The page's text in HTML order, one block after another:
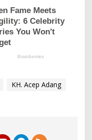
KH. Acep Adang